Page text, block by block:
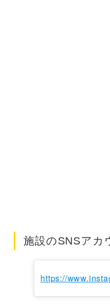
施設のSNSアカ
https://